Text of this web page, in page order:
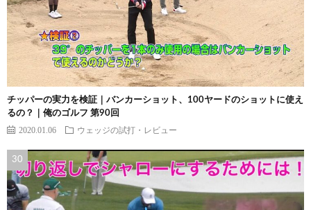
チッパーの実力を検証｜バンカーショット、100ヤードのショットに使え
るの？｜俺のゴルフ 第90回
2020.01.06 ウェッジの試打・レビュー